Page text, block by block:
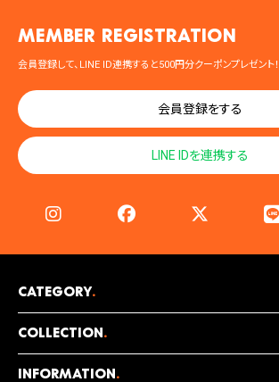
MEMBER registration
会員登録して、LINE ID連携すると500円分クーポンプレゼント！
会員登録をする
LINE IDを連携する
Category.
Collection.
Information.